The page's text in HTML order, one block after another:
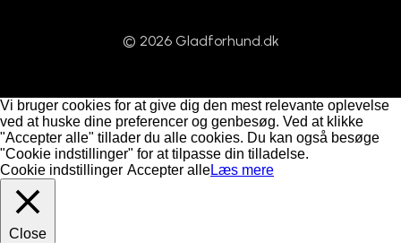
© 2026 Gladforhund.dk
Vi bruger cookies for at give dig den mest relevante oplevelse
ved at huske dine preferencer og genbesøg. Ved at klikke
"Accepter alle" tillader du alle cookies. Du kan også besøge
"Cookie indstillinger" for at tilpasse din tilladelse.
Cookie indstillinger Accepter alleLæs mere
Close